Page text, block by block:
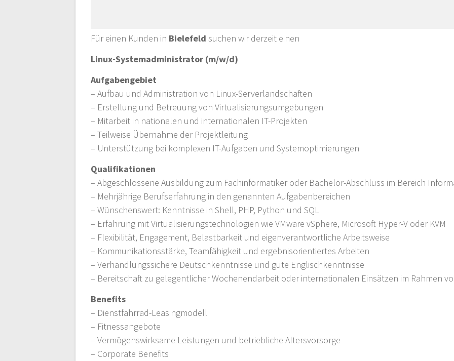
Für einen Kunden in Bielefeld suchen wir derzeit einen
Linux-Systemadministrator (m/w/d)
Aufgabengebiet
– Aufbau und Administration von Linux-Serverlandschaften
– Erstellung und Betreuung von Virtualisierungsumgebungen
– Mitarbeit in nationalen und internationalen IT-Projekten
– Teilweise Übernahme der Projektleitung
– Unterstützung bei komplexen IT-Aufgaben und Systemoptimierungen
Qualifikationen
– Abgeschlossene Ausbildung zum Fachinformatiker oder Bachelor-Abschluss im Bereich
– Mehrjährige Berufserfahrung in den genannten Aufgabenbereichen
– Wünschenswert: Kenntnisse in Shell, PHP, Python und SQL
– Erfahrung mit Virtualisierungstechnologien wie VMware vSphere, Microsoft Hyper-V oder KVM
– Flexibilität, Engagement, Belastbarkeit und eigenverantwortliche Arbeitsweise
– Kommunikationsstärke, Teamfähigkeit und ergebnisorientiertes Arbeiten
– Verhandlungssichere Deutschkenntnisse und gute Englischkenntnisse
– Bereitschaft zu gelegentlicher Wochenendarbeit oder internationalen Einsätzen im Rahmen
Benefits
– Dienstfahrrad-Leasingmodell
– Fitnessangebote
– Vermögenswirksame Leistungen und betriebliche Altersvorsorge
– Corporate Benefits